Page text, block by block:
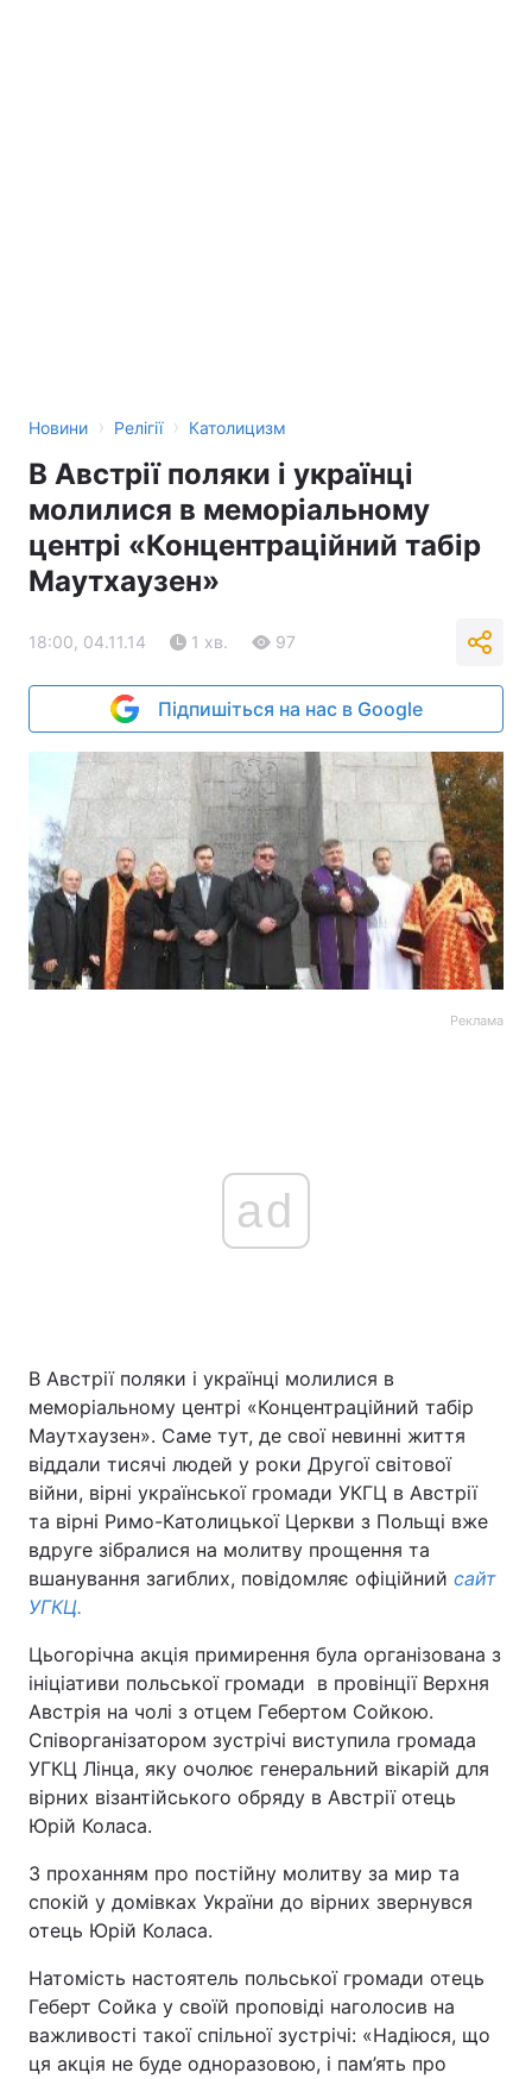
Новини › Релігії › Католицизм
В Австрії поляки і українці
молилися в меморіальному
центрі «Концентраційний табір
Маутхаузен»
18:00, 04.11.14 1 хв. 97
Підпишіться на нас в Google
Реклама
ad
В Австрії поляки і українці молилися в
меморіальному центрі «Концентраційний табір
Маутхаузен». Саме тут, де свої невинні життя
віддали тисячі людей у роки Другої світової
війни, вірні української громади УКГЦ в Австрії
та вірні Римо-Католицької Церкви з Польщі вже
вдруге зібралися на молитву прощення та
вшанування загиблих, повідомляє офіційний сайт
УГКЦ.
Цьогорічна акція примирення була організована з
ініціативи польської громади в провінції Верхня
Австрія на чолі з отцем Гебертом Сойкою.
Співорганізатором зустрічі виступила громада
УГКЦ Лінца, яку очолює генеральний вікарій для
вірних візантійського обряду в Австрії отець
Юрій Коласа.
З проханням про постійну молитву за мир та
спокій у домівках України до вірних звернувся
отець Юрій Коласа.
Натомість настоятель польської громади отець
Геберт Сойка у своїй проповіді наголосив на
важливості такої спільної зустрічі: «Надіюся, що
ця акція не буде одноразовою, і пам’ять про